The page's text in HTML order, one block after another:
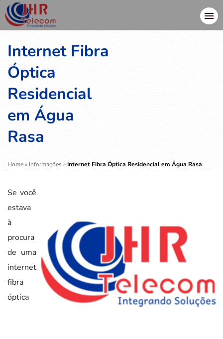
Internet Fibra
Óptica
Residencial
em Água
Rasa
Home» Informações»Internet Fibra Óptica Residencial em Água Rasa
Se você
estava
à
procura
de uma
internet
fibra
óptica